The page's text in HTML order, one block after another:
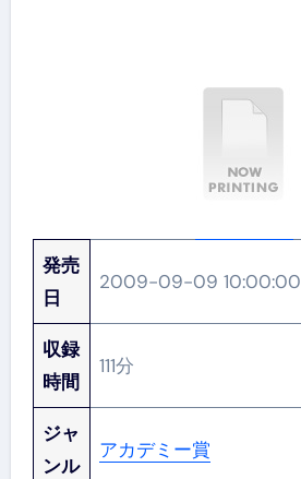
発売
日
2009-09-09 10:00:00
収録
時間
111分
ジャ
ンル
アカデミー賞